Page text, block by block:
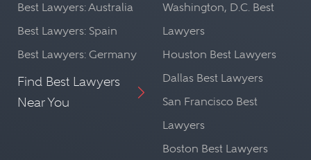
Best Lawyers: Australia
Best Lawyers: Spain
Best Lawyers: Germany
Find Best Lawyers
Near You
Washington, D.C. Best
Lawyers
Houston Best Lawyers
Dallas Best Lawyers
San Francisco Best
Lawyers
Boston Best Lawyers